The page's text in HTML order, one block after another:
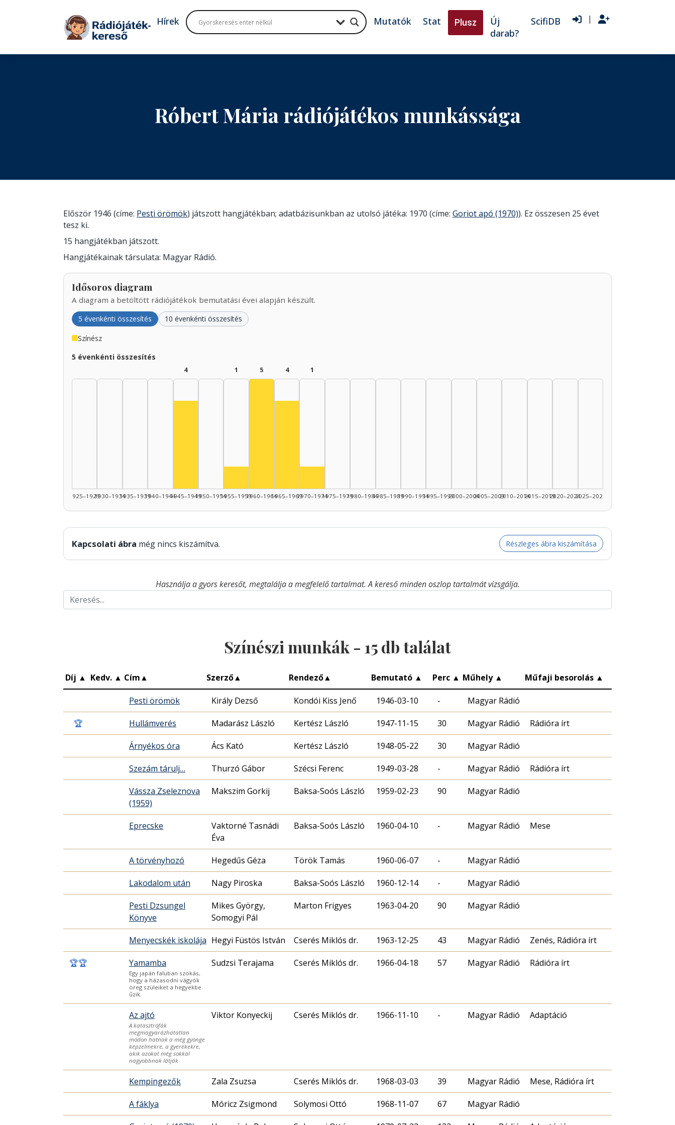
Tovább a tartalomhoz
Hírek Mutatók Stat Plusz
Új
darab?
ScifiDB |
Róbert Mária rádiójátékos munkássága
Először 1946 (címe: Pesti örömök) játszott hangjátékban; adatbázisunkban az utolsó játéka: 1970 (címe: Goriot apó (1970)). Ez összesen 25 évet
tesz ki.
15 hangjátékban játszott.
Hangjátékainak társulata: Magyar Rádió.
Idősoros diagram
A diagram a betöltött rádiójátékok bemutatási évei alapján készült.
5 évenkénti összesítés 10 évenkénti összesítés
Színész
5 évenkénti összesítés
1925–19291930–19341935–19391940–1944
4
1945–19491950–1954
1
1955–1959
5
1960–1964
4
1965–1969
1
1970–19741975–19791980–19841985–19891990–19941995–19992000–20042005–20092010–20142015–20192020–20242025–2026
Kapcsolati ábra még nincs kiszámítva. Részleges ábra kiszámítása
Használja a gyors keresőt, megtalálja a megfelelő tartalmat. A kereső minden oszlop tartalmát vizsgálja.
Színészi munkák - 15db találat
Díj ▲ Kedv. ▲ Cím▲ Szerző▲ Rendező▲ Bemutató ▲ Perc ▲ Műhely ▲ Műfaji besorolás ▲
Pesti örömök Király Dezső Kondói Kiss Jenő 1946-03-10 - Magyar Rádió
🏆 Hullámverés Madarász László Kertész László 1947-11-15 30 Magyar Rádió Rádióra írt
Árnyékos óra Ács Kató Kertész László 1948-05-22 30 Magyar Rádió
Szezám tárulj… Szécsi Ferenc 1949-03-28 - Magyar Rádió Rádióra írt
Vássza Zseleznova
(1959)
Makszim Gorkij Baksa-Soós László 1959-02-23 90 Magyar Rádió
Eprecske
Vaktorné Tasnádi
Éva
Baksa-Soós László 1960-04-10 - Magyar Rádió Mese
A törvényhozó Hegedűs Géza Török Tamás 1960-06-07 - Magyar Rádió
Lakodalom után Nagy Piroska Baksa-Soós László 1960-12-14 - Magyar Rádió
Pesti Dzsungel
Könyve
Mikes György,
Somogyi Pál
Marton Frigyes 1963-04-20 90 Magyar Rádió
Menyecskék iskolája Hegyi Füstös István Cserés Miklós dr. 1963-12-25 43 Magyar Rádió Zenés, Rádióra írt
🏆🏆 Yamamba
Egy japán faluban szokás,
hogy a házasodni vágyók
öreg szüleiket a hegyekbe
űzik.
Sudzsi Terajama Cserés Miklós dr. 1966-04-18 57 Magyar Rádió Rádióra írt
Az ajtó
A katasztrófák
megmagyarázhatatlan
módon hatnak a még gyönge
képzelmekre, a gyerekekre,
akik azokat még sokkal
nagyobbnak látják
Viktor Konyeckij Cserés Miklós dr. 1966-11-10 - Magyar Rádió Adaptáció
Kempingezők Zala Zsuzsa Cserés Miklós dr. 1968-03-03 39 Magyar Rádió Mese, Rádióra írt
A fáklya Móricz Zsigmond Solymosi Ottó 1968-11-07 67 Magyar Rádió